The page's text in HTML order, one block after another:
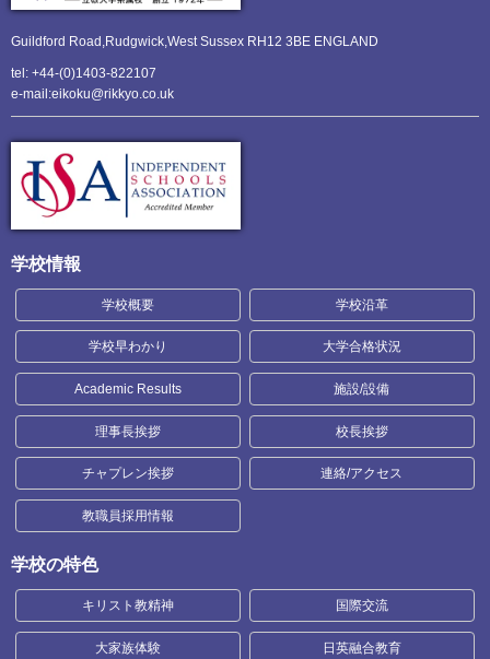
Guildford Road,Rudgwick,West Sussex RH12 3BE ENGLAND
tel: +44-(0)1403-822107
e-mail:eikoku@rikkyo.co.uk
学校情報
学校概要 学校沿革
学校早わかり 大学合格状況
Academic Results 施設/設備
理事長挨拶 校長挨拶
チャプレン挨拶 連絡/アクセス
教職員採用情報
学校の特色
キリスト教精神 国際交流
大家族体験 日英融合教育